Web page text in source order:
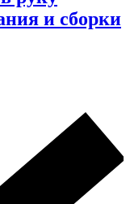
и сборки